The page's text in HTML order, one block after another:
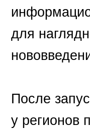
для
После
у регионов